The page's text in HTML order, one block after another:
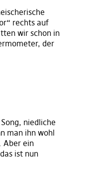
rechts auf
wir schon in
der
niedliche
man ihn wohl
Aber ein
ist nun